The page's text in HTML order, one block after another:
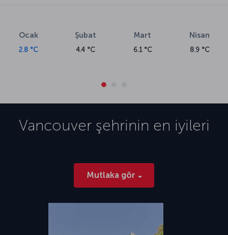
Ocak
2.8 °C
Şubat
4.4 °C
Mart
6.1 °C
Nisan
8.9 °C
Vancouverşehrinin en iyileri
Mutlaka gör